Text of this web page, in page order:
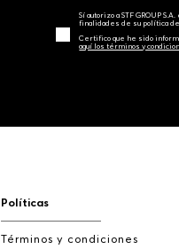
Sí autorizo a STF GROUP
finalidades de su política
Certifico que he sido
aquí los términos y
Políticas
Términos y condiciones